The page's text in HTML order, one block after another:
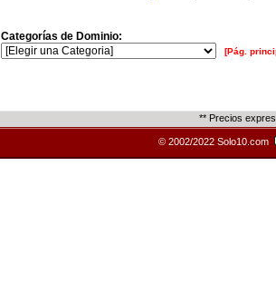
Categorías de Dominio:
[Pág.
** Precios
© 2002/2022 Solo10.com